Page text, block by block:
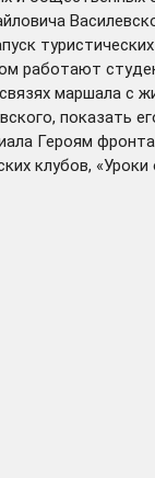
работают
маршала
показать
Героям
клубов,